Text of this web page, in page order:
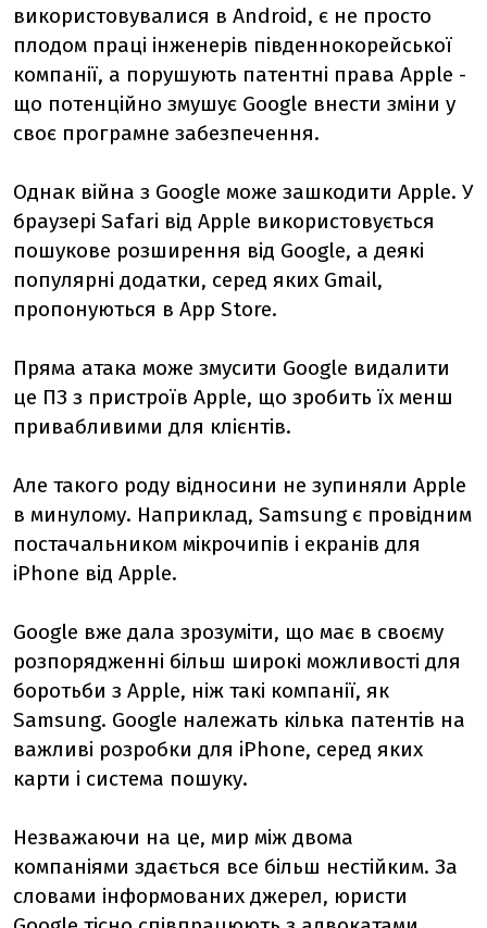
використовувалися в Android, є не просто
плодом праці інженерів південнокорейської
компанії, а порушують патентні права Apple -
що потенційно змушує Google внести зміни у
своє програмне забезпечення.
Однак війна з Google може зашкодити Apple. У
браузері Safari від Apple використовується
пошукове розширення від Google, а деякі
популярні додатки, серед яких Gmail,
пропонуються в App Store.
Пряма атака може змусити Google видалити
це ПЗ з пристроїв Apple, що зробить їх менш
привабливими для клієнтів.
Але такого роду відносини не зупиняли Apple
в минулому. Наприклад, Samsung є провідним
постачальником мікрочипів і екранів для
iPhone від Apple.
Google вже дала зрозуміти, що має в своєму
розпорядженні більш широкі можливості для
боротьби з Apple, ніж такі компанії, як
Samsung. Google належать кілька патентів на
важливі розробки для iPhone, серед яких
карти і система пошуку.
Незважаючи на це, мир між двома
компаніями здається все більш нестійким. За
словами інформованих джерел, юристи